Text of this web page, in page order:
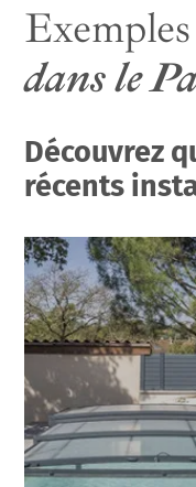
dans le
Découvrez
récents